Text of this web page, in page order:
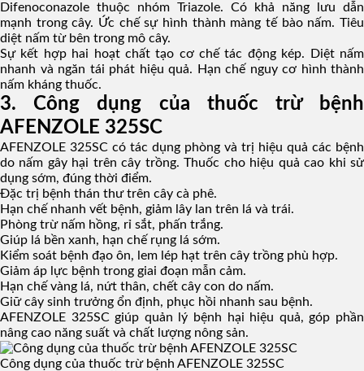
Difenoconazole thuộc nhóm Triazole. Có khả năng lưu dẫn
mạnh trong cây. Ức chế sự hình thành màng tế bào nấm. Tiêu
diệt nấm từ bên trong mô cây.
Sự kết hợp hai hoạt chất tạo cơ chế tác động kép. Diệt nấm
nhanh và ngăn tái phát hiệu quả. Hạn chế nguy cơ hình thành
nấm kháng thuốc.
3. Công dụng của thuốc trừ bệnh
AFENZOLE 325SC
AFENZOLE 325SC có tác dụng phòng và trị hiệu quả các bệnh
do nấm gây hại trên cây trồng. Thuốc cho hiệu quả cao khi sử
dụng sớm, đúng thời điểm.
Đặc trị bệnh thán thư trên cây cà phê.
Hạn chế nhanh vết bệnh, giảm lây lan trên lá và trái.
Phòng trừ nấm hồng, rỉ sắt, phấn trắng.
Giúp lá bền xanh, hạn chế rụng lá sớm.
Kiểm soát bệnh đạo ôn, lem lép hạt trên cây trồng phù hợp.
Giảm áp lực bệnh trong giai đoạn mẫn cảm.
Hạn chế vàng lá, nứt thân, chết cây con do nấm.
Giữ cây sinh trưởng ổn định, phục hồi nhanh sau bệnh.
AFENZOLE 325SC giúp quản lý bệnh hại hiệu quả, góp phần
nâng cao năng suất và chất lượng nông sản.
Công dụng của thuốc trừ bệnh AFENZOLE 325SC